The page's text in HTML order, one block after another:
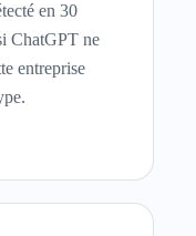
en 30
ChatGPT ne
entreprise